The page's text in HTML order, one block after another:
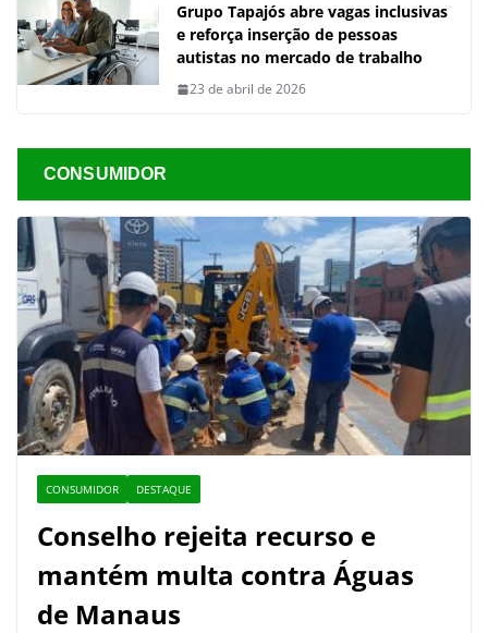
Grupo Tapajós abre vagas inclusivas
e reforça inserção de pessoas
autistas no mercado de trabalho
23 de abril de 2026
CONSUMIDOR
CONSUMIDOR DESTAQUE
Conselho rejeita recurso e
mantém multa contra Águas
de Manaus